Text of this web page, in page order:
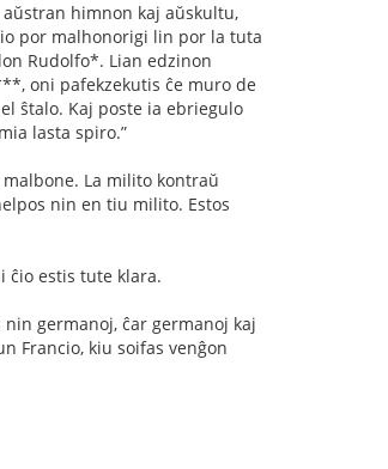
himnon kaj aŭskultu,
por malhonorigi lin por la tuta
Rudolfo*. Lian edzinon
oni pafekzekutis ĉe muro de
ŝtalo. Kaj poste ia ebriegulo
lasta spiro.”
La milito kontraŭ
nin en tiu milito. Estos
ĉio estis tute klara.
nin germanoj, ĉar germanoj kaj
Francio, kiu soifas venĝon